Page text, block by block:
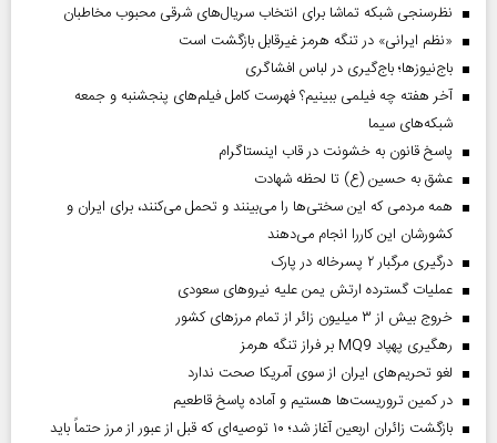
نظرسنجی شبکه تماشا برای انتخاب سریال‌های شرقی محبوب مخاطبان
«نظم ایرانی» در تنگه هرمز غیرقابل بازگشت است
باج‌نیوزها؛ باج‌گیری در لباس افشاگری
آخر هفته چه فیلمی ببینیم؟ فهرست کامل فیلم‌های پنجشنبه و جمعه
شبکه‌های سیما
پاسخ قانون به خشونت در قاب اینستاگرام
عشق به حسین (ع) تا لحظه شهادت
همه مردمی که این سختی‌ها را می‌بینند و تحمل می‌کنند، برای ایران و
کشورشان این کاررا انجام می‌دهند
درگیری مرگبار ۲ پسرخاله در پارک
عملیات گسترده ارتش یمن علیه نیروهای سعودی
خروج بیش از ۳ میلیون زائر از تمام مرز‌های کشور
رهگیری پهپاد MQ9 بر فراز تنگه هرمز
لغو تحریم‌های ایران از سوی آمریکا صحت ندارد
در کمین تروریست‌ها هستیم و آماده پاسخ قاطعیم
بازگشت زائران اربعین آغاز شد؛ ۱۰ توصیه‌ای که قبل از عبور از مرز حتماً باید